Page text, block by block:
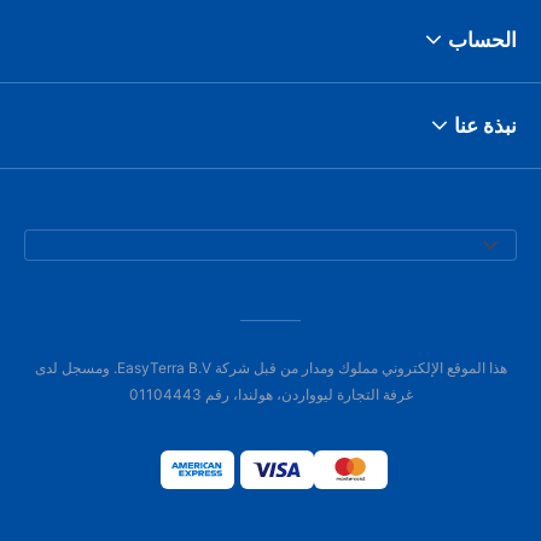
الحساب
نبذة عنا
هذا الموقع الإلكتروني مملوك ومدار من قبل شركة EasyTerra B.V. ومسجل لدى
غرفة التجارة ليوواردن، هولندا، رقم 01104443